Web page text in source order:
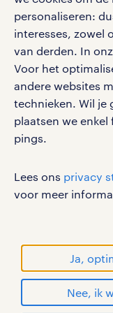
personaliseren:
interesses, zowel
van derden. In
Voor het
andere websites
technieken. Wil je
plaatsen we
pings.
Lees ons privacy
voor meer
Ja,
Nee, ik
vacatures,
werken bij
privacystatement
cookies
handelsmerken
© Randstad 2026